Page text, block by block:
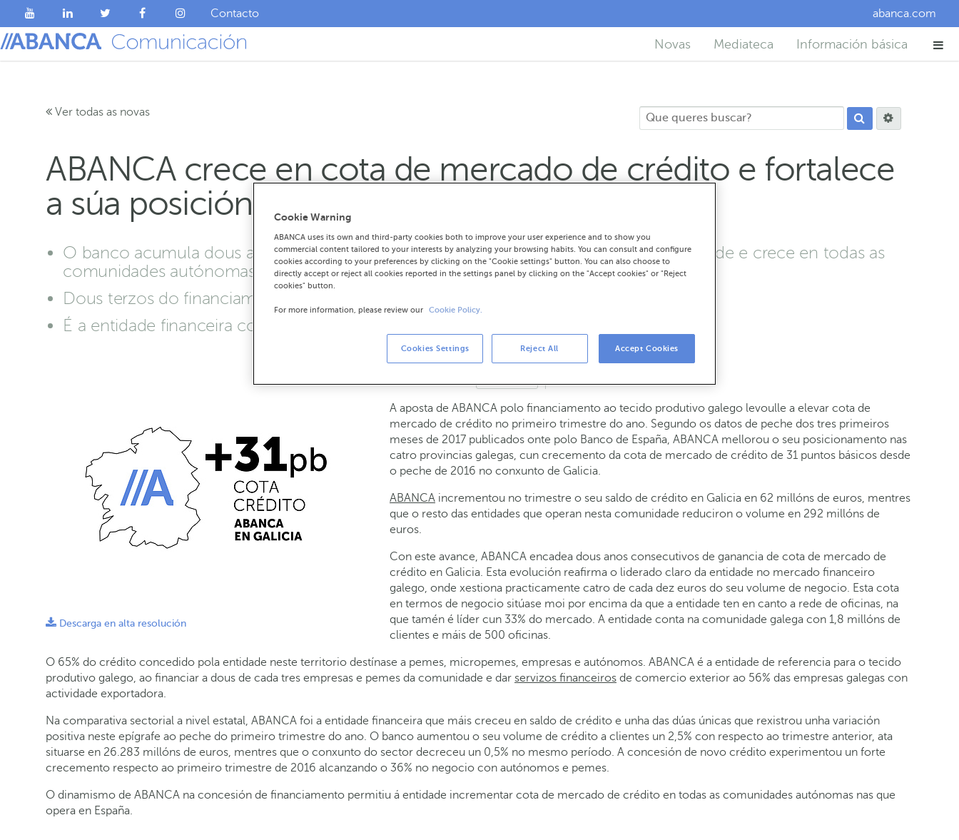
Contacto abanca.com
Novas Mediateca Información básica
Ver todas as novas
ABANCA crece en cota de mercado de crédito e fortalece
a súa posición de liderado en Galicia
O banco acumula dous anos de ganancia continuada de cota de crédito na comunidade e crece en todas as
comunidades autónomas nas que opera en España
Dous terzos do financiamento concedido destínanse ao tecido produtivo galego
É a entidade financeira con maior crecemento en crédito en España ata marzo
Descarga en alta resolución
A aposta de ABANCA polo financiamento ao tecido produtivo galego levoulle a elevar cota de
mercado de crédito no primeiro trimestre do ano. Segundo os datos de peche dos tres primeiros
meses de 2017 publicados onte polo Banco de España, ABANCA mellorou o seu posicionamento nas
catro provincias galegas, cun crecemento da cota de mercado de crédito de 31 puntos básicos desde
o peche de 2016 no conxunto de Galicia.
ABANCA incrementou no trimestre o seu saldo de crédito en Galicia en 62 millóns de euros, mentres
que o resto das entidades que operan nesta comunidade reduciron o volume en 292 millóns de
euros.
Con este avance, ABANCA encadea dous anos consecutivos de ganancia de cota de mercado de
crédito en Galicia. Esta evolución reafirma o liderado claro da entidade no mercado financeiro
galego, onde xestiona practicamente catro de cada dez euros do seu volume de negocio. Esta cota
en termos de negocio sitúase moi por encima da que a entidade ten en canto a rede de oficinas, na
que tamén é líder cun 33% do mercado. A entidade conta na comunidade galega con 1,8 millóns de
clientes e máis de 500 oficinas.
O 65% do crédito concedido pola entidade neste territorio destínase a pemes, micropemes, empresas e autónomos. ABANCA é a entidade de referencia para o tecido
produtivo galego, ao financiar a dous de cada tres empresas e pemes da comunidade e dar servizos financeiros de comercio exterior ao 56% das empresas galegas con
actividade exportadora.
Na comparativa sectorial a nivel estatal, ABANCA foi a entidade financeira que máis creceu en saldo de crédito e unha das dúas únicas que rexistrou unha variación
positiva neste epígrafe ao peche do primeiro trimestre do ano. O banco aumentou o seu volume de crédito a clientes un 2,5% con respecto ao trimestre anterior, ata
situarse en 26.283 millóns de euros, mentres que o conxunto do sector decreceu un 0,5% no mesmo período. A concesión de novo crédito experimentou un forte
crecemento respecto ao primeiro trimestre de 2016 alcanzando o 36% no negocio con autónomos e pemes.
O dinamismo de ABANCA na concesión de financiamento permitiu á entidade incrementar cota de mercado de crédito en todas as comunidades autónomas nas que
opera en España.
Cookie Warning
ABANCA uses its own and third-party cookies both to improve your user experience and to show you
commercial content tailored to your interests by analyzing your browsing habits. You can consult and configure
cookies according to your preferences by clicking on the "Cookie settings" button. You can also choose to
directly accept or reject all cookies reported in the settings panel by clicking on the "Accept cookies" or "Reject
cookies" button.
For more information, please review our Cookie Policy.
Cookies Settings Reject All Accept Cookies